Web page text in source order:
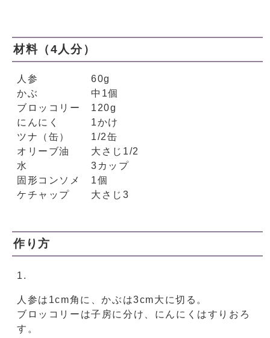
材料（4人分）
人参 60g
かぶ 中1個
ブロッコリー 120g
にんにく 1かけ
ツナ（缶） 1/2缶
オリーブ油 大さじ1/2
水 3カップ
固形コンソメ 1個
ケチャップ 大さじ3
作り方
人参は1cm角に、かぶは3cm大に切る。
ブロッコリーは子房に分け、にんにくはすりおろ
す。